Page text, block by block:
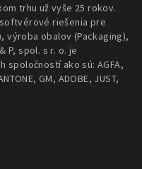
trhu už vyše 25 rokov.
riešenia pre
výroba obalov (Packaging),
P, spol. s r. o. je
spoločností ako sú: AGFA,
GM, ADOBE, JUST,